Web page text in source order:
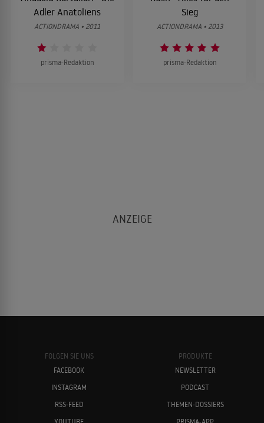
Adler Anatoliens
ACTIONDRAMA • 2011
prisma-Redaktion
Sieg
ACTIONDRAMA • 2013
prisma-Redaktion
FOLGEN SIE UNS
FACEBOOK
INSTAGRAM
RSS-FEED
PRODUKTE
NEWSLETTER
PODCAST
THEMEN-DOSSIERS